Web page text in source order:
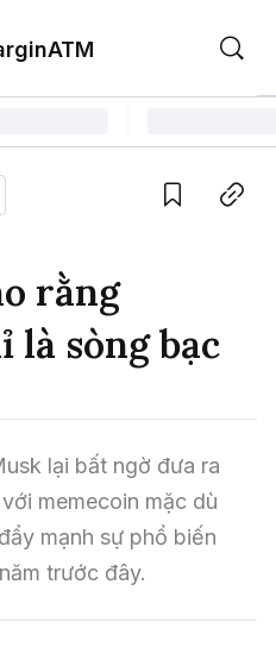
rằng
là sòng bạc
lại bất ngờ đưa ra
memecoin mặc dù
mạnh sự phổ biến
trước đây.